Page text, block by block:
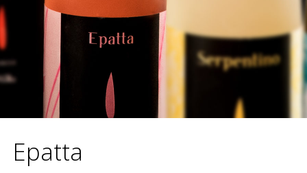
bio-cantina
oliveta
ospitalità
degustazioni
comunicazione
Epatta